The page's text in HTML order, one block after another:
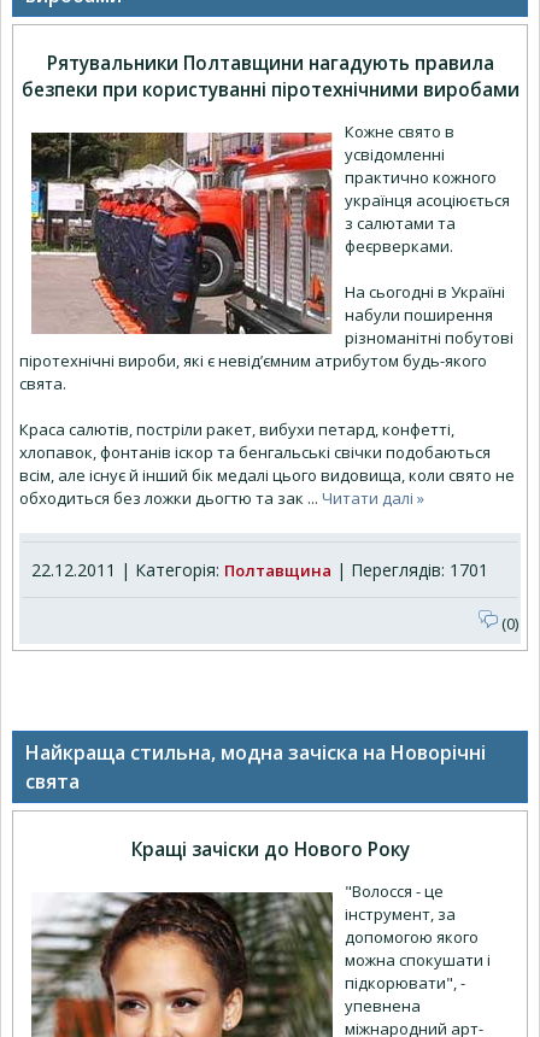
Рятувальники Полтавщини нагадують правила
безпеки при користуванні піротехнічними виробами
Кожне свято в
усвідомленні
практично кожного
українця асоціюється
з салютами та
феєрверками.
На сьогодні в Україні
набули поширення
різноманітні побутові
піротехнічні вироби, які є невід’ємним атрибутом будь-якого
свята.
Краса салютів, постріли ракет, вибухи петард, конфетті,
хлопавок, фонтанів іскор та бенгальські свічки подобаються
всім, але існує й інший бік медалі цього видовища, коли свято не
обходиться без ложки дьогтю та зак ... Читати далі »
22.12.2011 | Категорія: Полтавщина | Переглядів: 1701
(0)
Найкраща стильна, модна зачіска на Новорічні
свята
Кращі зачіски до Нового Року
"Волосся - це
інструмент, за
допомогою якого
можна спокушати і
підкорювати", -
упевнена
міжнародний арт-